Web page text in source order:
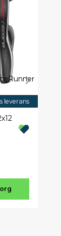
leverans